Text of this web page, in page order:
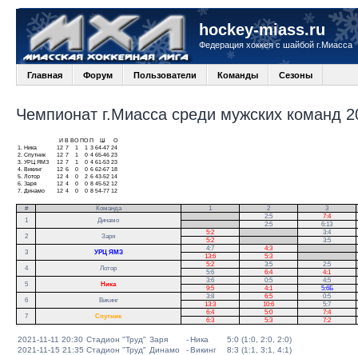
hockey-miass.ru
Федерация хоккея с шайбой г.Миасса
Главная Форум Пользователи Команды Сезоны
Чемпионат г.Миасса среди мужских команд
И В ВО ПО П
О
1.
Ника 12 7 1 1 3 64-47 24
2. Спутник 12 7 1 0 4 65-46 23
3. УРЦ ЯМЗ 12 7 1 0 4 61-53 23
4.
Викинг 12 6 0 0 6 62-67 18
5. Лотор 12 4 0 2 6 43-52 14
6. Заря 12 4 0 0 8 45-52 12
7.
Динамо 12 4 0 0 8 54-77 12
# Команда 1 2
3
1
Динамо
2:5
7:4
2:5
6:13
2
Заря
5:2
3:4
5:2
3:5
3
УРЦ ЯМЗ
4:7 4:3
13:6
5:3
4
Лотор
5:2 3:5 2:5
5:6
6:4 4:1
5
Ника
3:6 0:5
4:5
9:5
4:1
5:6Б
6
Викинг
3:8 6:5
0:5
13:3
10:6
5:7
7
Спутник
6:4 5:0
7:4
6:3
5:3 7:2
2021-11-11 20:30 Стадион "Труд" Заря -Ника
5:0 (1:0, 2:0, 2:0)
2021-11-15 21:35 Стадион "Труд" Динамо -Викинг
8:3 (1:1, 3:1, 4:1)